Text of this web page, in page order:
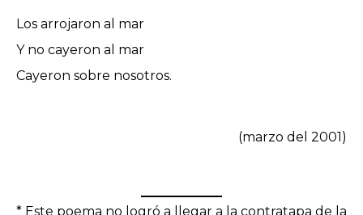
Los arrojaron al mar
Y no cayeron al mar
Cayeron sobre nosotros.
(marzo del 2001)
* Este poema no logró a llegar a la contratapa de la